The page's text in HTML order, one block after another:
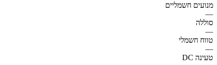
מנועים חשמליים
—
סוללה
—
טווח חשמלי
—
טעינה DC